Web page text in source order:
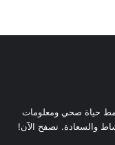
حياة صحي ومعلومات
والسعادة. تصفح الآن!